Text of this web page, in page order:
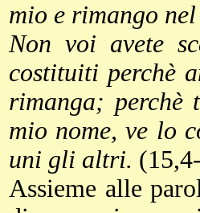
mio e rimango
Non voi avete
costituiti perchè
rimanga; perchè
mio nome, ve lo
uni gli altri.
Assieme alle